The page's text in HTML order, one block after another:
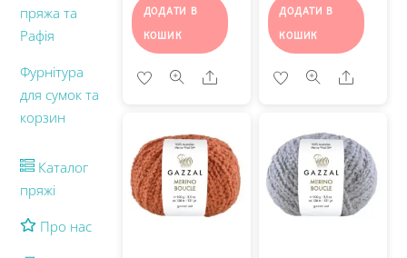
ДОДАТИ В
КОШИК
Share
ДОДАТИ В
КОШИК
Share
пряжа та
Рафія
Фурнітура
для сумок та
корзин
Каталог
пряжі
Про нас